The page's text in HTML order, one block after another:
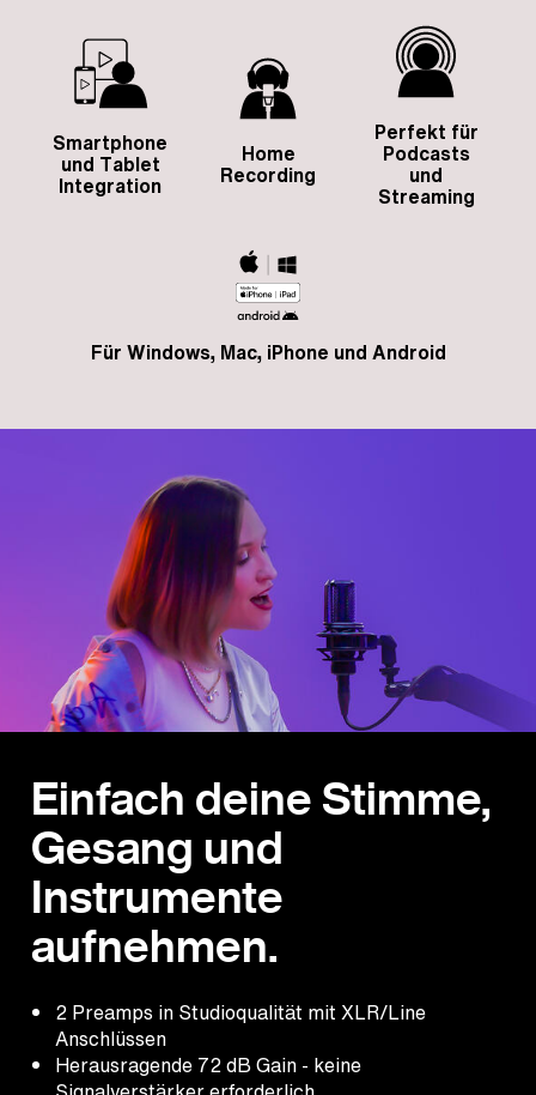
Smartphone
und Tablet
Integration
Home
Recording
Perfekt für
Podcasts
und
Streaming
Für Windows, Mac, iPhone und Android
Einfach deine Stimme,
Gesang und
Instrumente
aufnehmen.
2 Preamps in Studioqualität mit XLR/Line
Anschlüssen
Herausragende 72 dB Gain - keine